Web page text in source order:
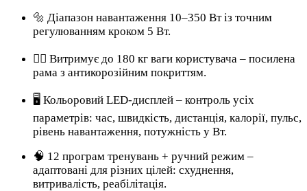
🔩 Діапазон навантаження 10–350 Вт із точним
регулюванням кроком 5 Вт.
🏋️‍♂️ Витримує до 180 кг ваги користувача – посилена
рама з антикорозійним покриттям.
🖥 Кольоровий LED-дисплей – контроль усіх
параметрів: час, швидкість, дистанція, калорії, пульс,
рівень навантаження, потужність у Вт.
🧠 12 програм тренувань + ручний режим –
адаптовані для різних цілей: схуднення,
витривалість, реабілітація.